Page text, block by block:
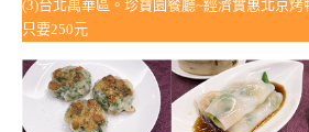
(3)台北萬華區。珍寶園餐廳~經濟實惠北京烤
只要250元